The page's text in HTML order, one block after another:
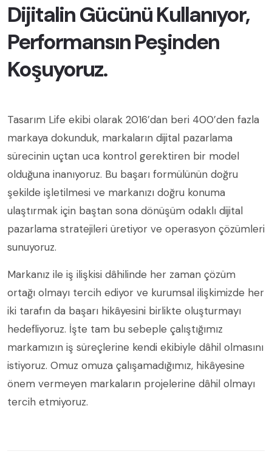
Dijitalin Gücünü Kullanıyor,
Performansın Peşinden
Koşuyoruz.
Tasarım Life ekibi olarak 2016’dan beri 400’den fazla
markaya dokunduk, markaların dijital pazarlama
sürecinin uçtan uca kontrol gerektiren bir model
olduğuna inanıyoruz. Bu başarı formülünün doğru
şekilde işletilmesi ve markanızı doğru konuma
ulaştırmak için baştan sona dönüşüm odaklı dijital
pazarlama stratejileri üretiyor ve operasyon çözümleri
sunuyoruz.
Markanız ile iş ilişkisi dâhilinde her zaman çözüm
ortağı olmayı tercih ediyor ve kurumsal ilişkimizde her
iki tarafın da başarı hikâyesini birlikte oluşturmayı
hedefliyoruz. İşte tam bu sebeple çalıştığımız
markamızın iş süreçlerine kendi ekibiyle dâhil olmasını
istiyoruz. Omuz omuza çalışamadığımız, hikâyesine
önem vermeyen markaların projelerine dâhil olmayı
tercih etmiyoruz.